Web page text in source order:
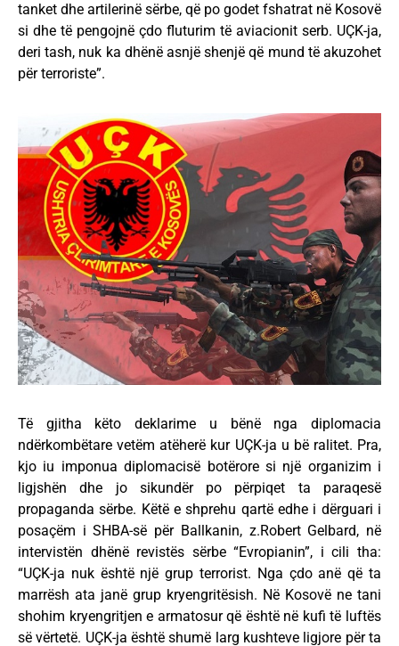
tanket dhe artilerinë sërbe, që po godet fshatrat në Kosovë
si dhe të pengojnë çdo fluturim të aviacionit serb. UÇK-ja,
deri tash, nuk ka dhënë asnjë shenjë që mund të akuzohet
për terroriste”.
Të gjitha këto deklarime u bënë nga diplomacia
ndërkombëtare vetëm atëherë kur UÇK-ja u bë ralitet. Pra,
kjo iu imponua diplomacisë botërore si një organizim i
ligjshën dhe jo sikundër po përpiqet ta paraqesë
propaganda sërbe. Këtë e shprehu qartë edhe i dërguari i
posaçëm i SHBA-së për Ballkanin, z.Robert Gelbard, në
intervistën dhënë revistës sërbe “Evropianin”, i cili tha:
“UÇK-ja nuk është një grup terrorist. Nga çdo anë që ta
marrësh ata janë grup kryengritësish. Në Kosovë ne tani
shohim kryengritjen e armatosur që është në kufi të luftës
së vërtetë. UÇK-ja është shumë larg kushteve ligjore për ta